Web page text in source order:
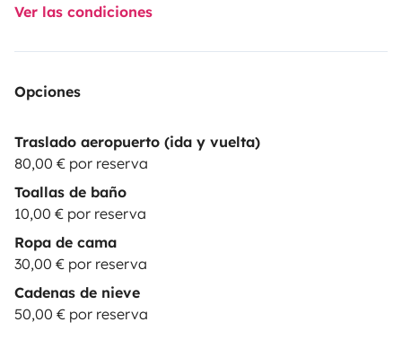
Ver las condiciones
Opciones
Traslado aeropuerto (ida y vuelta)
80,00 € por reserva
Toallas de baño
10,00 € por reserva
Ropa de cama
30,00 € por reserva
Cadenas de nieve
50,00 € por reserva